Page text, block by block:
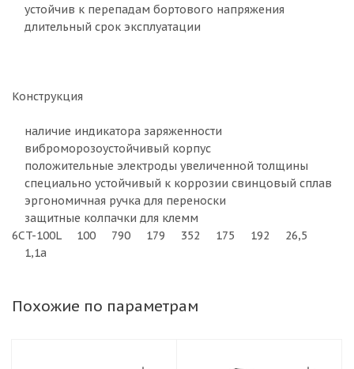
устойчив к перепадам бортового напряжения
длительный срок эксплуатации
Конструкция
наличие индикатора заряженности
виброморозоустойчивый корпус
положительные электроды увеличенной толщины
специально устойчивый к коррозии свинцовый сплав
эргономичная ручка для переноски
защитные колпачки для клемм
6CT-100L 100 790 179 352 175 192 26,5
1,1а
Похожие по параметрам